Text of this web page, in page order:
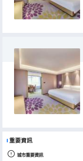
重要資訊
城市重要資訊